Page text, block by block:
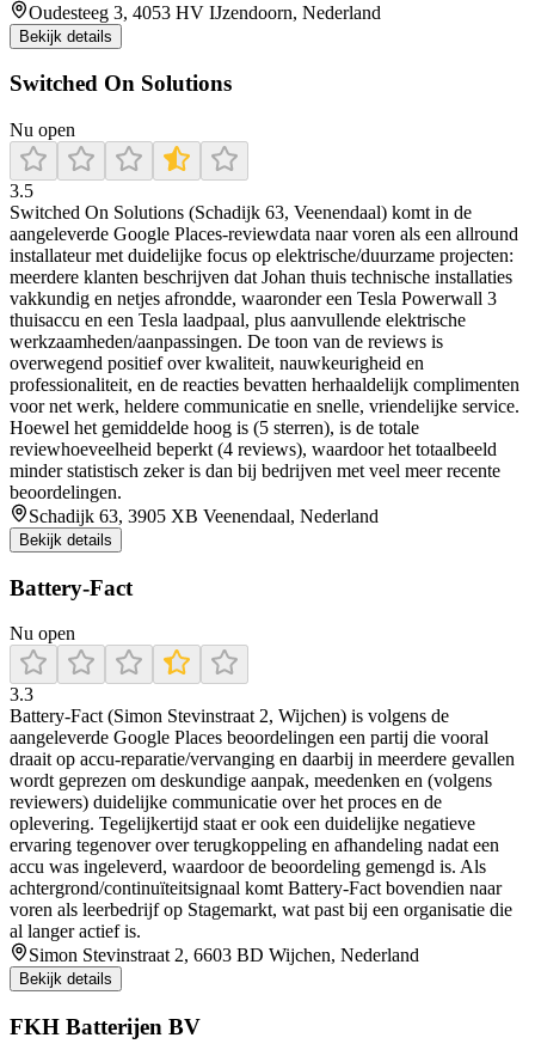
Oudesteeg 3, 4053 HV IJzendoorn, Nederland
Bekijk details
Switched On Solutions
Nu open
3.5
Switched On Solutions (Schadijk 63, Veenendaal) komt in de
aangeleverde Google Places-reviewdata naar voren als een allround
installateur met duidelijke focus op elektrische/duurzame projecten:
meerdere klanten beschrijven dat Johan thuis technische installaties
vakkundig en netjes afrondde, waaronder een Tesla Powerwall 3
thuisaccu en een Tesla laadpaal, plus aanvullende elektrische
werkzaamheden/aanpassingen. De toon van de reviews is
overwegend positief over kwaliteit, nauwkeurigheid en
professionaliteit, en de reacties bevatten herhaaldelijk complimenten
voor net werk, heldere communicatie en snelle, vriendelijke service.
Hoewel het gemiddelde hoog is (5 sterren), is de totale
reviewhoeveelheid beperkt (4 reviews), waardoor het totaalbeeld
minder statistisch zeker is dan bij bedrijven met veel meer recente
beoordelingen.
Schadijk 63, 3905 XB Veenendaal, Nederland
Bekijk details
Battery-Fact
Nu open
3.3
Battery-Fact (Simon Stevinstraat 2, Wijchen) is volgens de
aangeleverde Google Places beoordelingen een partij die vooral
draait op accu-reparatie/vervanging en daarbij in meerdere gevallen
wordt geprezen om deskundige aanpak, meedenken en (volgens
reviewers) duidelijke communicatie over het proces en de
oplevering. Tegelijkertijd staat er ook een duidelijke negatieve
ervaring tegenover over terugkoppeling en afhandeling nadat een
accu was ingeleverd, waardoor de beoordeling gemengd is. Als
achtergrond/continuïteitsignaal komt Battery-Fact bovendien naar
voren als leerbedrijf op Stagemarkt, wat past bij een organisatie die
al langer actief is.
Simon Stevinstraat 2, 6603 BD Wijchen, Nederland
Bekijk details
FKH Batterijen BV